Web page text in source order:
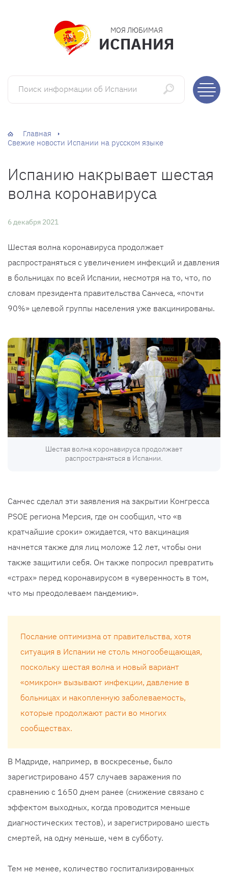
МОЯ ЛЮБИМАЯ
ИСПАНИЯ
Поиск информации об Испании
Главная
Свежие новости Испании на русском языке
Испанию накрывает шестая
волна коронавируса
6 декабря 2021
Шестая волна коронавируса продолжает
распространяться с увеличением инфекций и давления
в больницах по всей Испании, несмотря на то, что, по
словам президента правительства Санчеса, «почти
90%» целевой группы населения уже вакцинированы.
Шестая волна коронавируса продолжает
распространяться в Испании.
Санчес сделал эти заявления на закрытии Конгресса
PSOE региона Мерсия, где он сообщил, что «в
кратчайшие сроки» ожидается, что вакцинация
начнется также для лиц моложе 12 лет, чтобы они
также защитили себя. Он также попросил превратить
«страх» перед коронавирусом в «уверенность в том,
что мы преодолеваем пандемию».
Послание оптимизма от правительства, хотя
ситуация в Испании не столь многообещающая,
поскольку шестая волна и новый вариант
«омикрон» вызывают инфекции, давление в
больницах и накопленную заболеваемость,
которые продолжают расти во многих
сообществах.
В Мадриде, например, в воскресенье, было
зарегистрировано 457 случаев заражения по
сравнению с 1650 днем ​​ранее (снижение связано с
эффектом выходных, когда проводится меньше
диагностических тестов), и зарегистрировано шесть
смертей, на одну меньше, чем в субботу.
Тем не менее, количество госпитализированных